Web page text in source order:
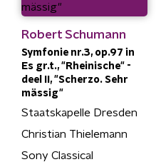
Robert Schumann
Symfonie nr.3, op.97 in
Es gr.t., "Rheinische" -
deel II, "Scherzo. Sehr
mässig"
Staatskapelle Dresden
Christian Thielemann
Sony Classical